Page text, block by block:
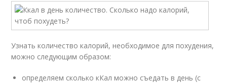
Узнать количество калорий, необходимое для похудения,
можно следующим образом:
определяем сколько кКал можно съедать в день (с